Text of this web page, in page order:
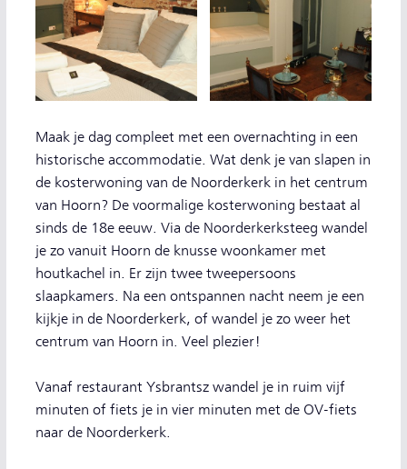
Maak je dag compleet met een overnachting in een
historische accommodatie. Wat denk je van slapen in
de kosterwoning van de Noorderkerk in het centrum
van Hoorn? De voormalige kosterwoning bestaat al
sinds de 18e eeuw. Via de Noorderkerksteeg wandel
je zo vanuit Hoorn de knusse woonkamer met
houtkachel in. Er zijn twee tweepersoons
slaapkamers. Na een ontspannen nacht neem je een
kijkje in de Noorderkerk, of wandel je zo weer het
centrum van Hoorn in. Veel plezier!
Vanaf restaurant Ysbrantsz wandel je in ruim vijf
minuten of fiets je in vier minuten met de OV-fiets
naar de Noorderkerk.